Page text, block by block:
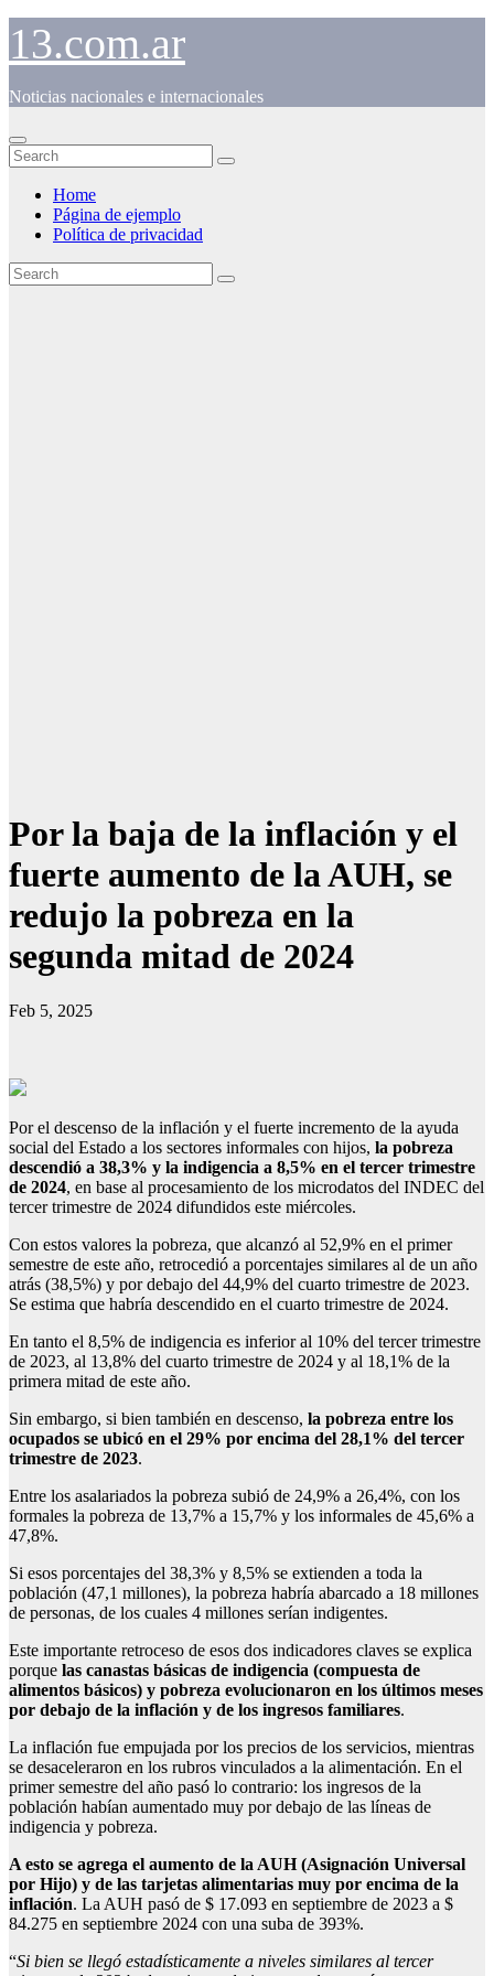
Skip
content
13.com.ar
Noticias nacionales e internacionales
Home
Página de ejemplo
Política de privacidad
Por la baja de la inflación y el
fuerte aumento de la AUH, se
redujo la pobreza en la
segunda mitad de 2024
Feb 5, 2025
Por el descenso de la inflación y el fuerte incremento de la ayuda
social del Estado a los sectores informales con hijos, la pobreza
descendió a 38,3% y la indigencia a 8,5% en el tercer trimestre
de 2024, en base al procesamiento de los microdatos del INDEC del
tercer trimestre de 2024 difundidos este miércoles.
Con estos valores la pobreza, que alcanzó al 52,9% en el primer
semestre de este año, retrocedió a porcentajes similares al de un año
atrás (38,5%) y por debajo del 44,9% del cuarto trimestre de 2023.
Se estima que habría descendido en el cuarto trimestre de 2024.
En tanto el 8,5% de indigencia es inferior al 10% del tercer trimestre
de 2023, al 13,8% del cuarto trimestre de 2024 y al 18,1% de la
primera mitad de este año.
Sin embargo, si bien también en descenso, la pobreza entre los
ocupados se ubicó en el 29% por encima del 28,1% del tercer
trimestre de 2023.
Entre los asalariados la pobreza subió de 24,9% a 26,4%, con los
formales la pobreza de 13,7% a 15,7% y los informales de 45,6% a
47,8%.
Si esos porcentajes del 38,3% y 8,5% se extienden a toda la
población (47,1 millones), la pobreza habría abarcado a 18 millones
de personas, de los cuales 4 millones serían indigentes.
Este importante retroceso de esos dos indicadores claves se explica
porque las canastas básicas de indigencia (compuesta de
alimentos básicos) y pobreza evolucionaron en los últimos meses
por debajo de la inflación y de los ingresos familiares.
La inflación fue empujada por los precios de los servicios, mientras
se desaceleraron en los rubros vinculados a la alimentación. En el
primer semestre del año pasó lo contrario: los ingresos de la
población habían aumentado muy por debajo de las líneas de
indigencia y pobreza.
A esto se agrega el aumento de la AUH (Asignación Universal
por Hijo) y de las tarjetas alimentarias muy por encima de la
inflación. La AUH pasó de $ 17.093 en septiembre de 2023 a $
84.275 en septiembre 2024 con una suba de 393%.
“Si bien se llegó estadísticamente a niveles similares al tercer